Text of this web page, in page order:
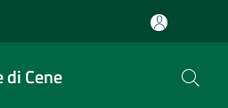
di Cene